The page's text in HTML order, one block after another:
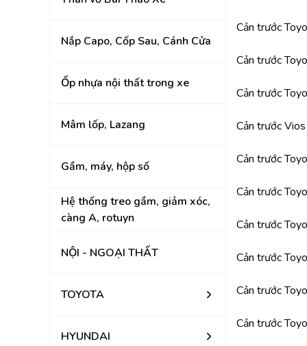
Nắp Capo, Cốp Sau, Cánh Cửa
Ốp nhựa nội thất trong xe
Mâm lốp, Lazang
Gầm, máy, hộp số
Hệ thống treo gầm, giảm xóc,
càng A, rotuyn
NỘI - NGOẠI THẤT
TOYOTA
HYUNDAI
Cản trước
Cản trước
Cản trước
Cản trước
Cản trước
Cản trước
Cản trước
Cản trước
Cản trước
Cản trước